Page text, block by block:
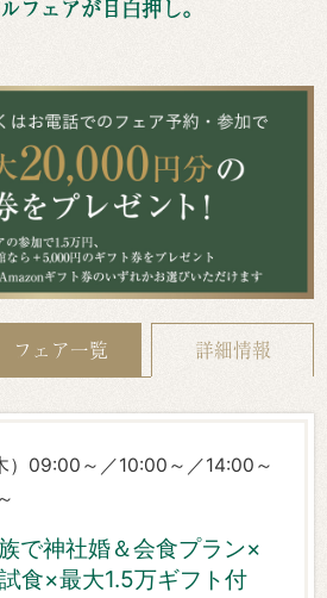
フェアが目白押し。
フェア一覧 詳細情報
）09:00～／10:00～／14:00～
で神社婚＆会食プラン×
食×最大1.5万ギフト付